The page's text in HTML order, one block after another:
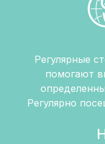
Регулярные
помогают
Регулярно